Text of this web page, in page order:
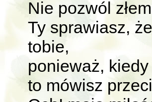
Nie pozwól
Ty sprawiasz,
tobie,
ponieważ,
to mówisz